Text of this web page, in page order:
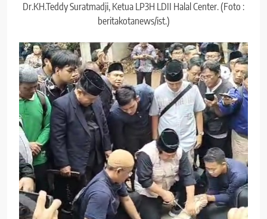
Dr.KH.Teddy Suratmadji, Ketua LP3H LDII Halal Center. (Foto :
beritakotanews/ist.)